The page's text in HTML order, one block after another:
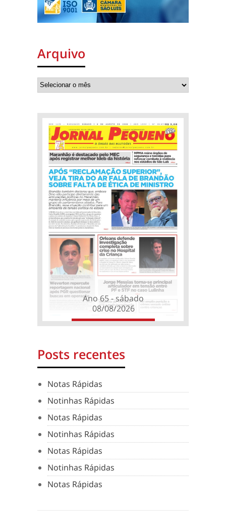
Arquivo
Ano 65 - sábado
08/08/2026
Posts recentes
Notas Rápidas
Notinhas Rápidas
Notas Rápidas
Notinhas Rápidas
Notas Rápidas
Notinhas Rápidas
Notas Rápidas